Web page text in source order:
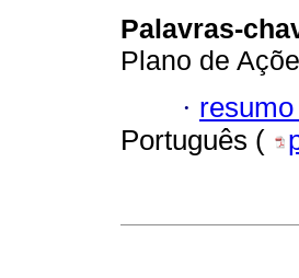
Palavras-
Plano de
·
Português (